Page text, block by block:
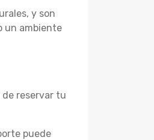
y son
un ambiente
reservar tu
puede